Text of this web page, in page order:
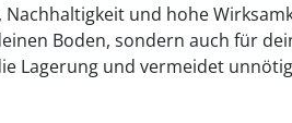
und hohe
Boden, sondern auch für
Lagerung und vermeidet